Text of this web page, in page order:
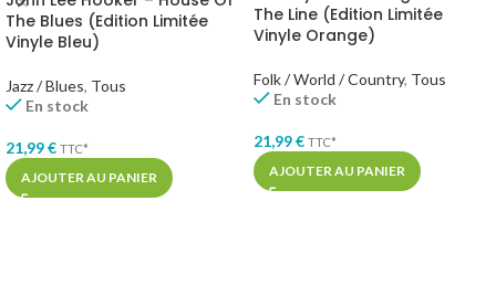
The Blues (Edition Limitée
Vinyle Bleu)
Jazz / Blues, Tous
En stock
21,99€ TTC*
AJOUTER AU PANIER
The Line (Edition Limitée
Vinyle Orange)
Folk / World / Country, Tous
En stock
21,99€ TTC*
AJOUTER AU PANIER